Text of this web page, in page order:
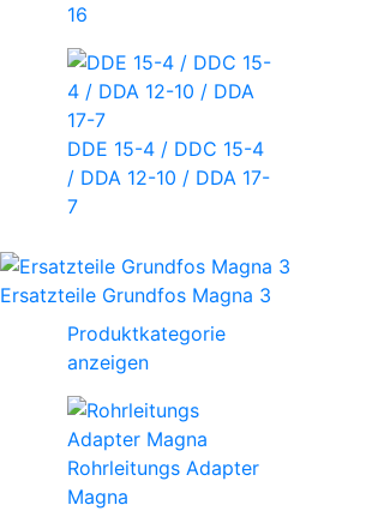
16
DDE 15-4 / DDC 15-4
/ DDA 12-10 / DDA 17-
7
Ersatzteile Grundfos Magna 3
Produktkategorie
anzeigen
Rohrleitungs Adapter
Magna